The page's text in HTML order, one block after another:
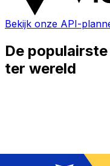
Bekijk onze API-
De
ter wereld